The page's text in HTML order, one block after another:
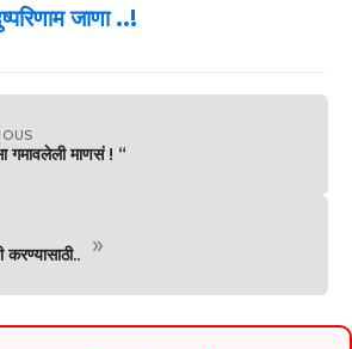
जाणा ..!
गमावलेली माणसं ! “
»